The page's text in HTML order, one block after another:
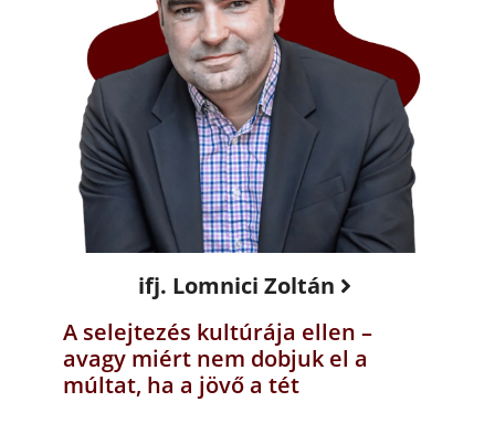
ifj. Lomnici Zoltán
A selejtezés kultúrája ellen –
avagy miért nem dobjuk el a
múltat, ha a jövő a tét